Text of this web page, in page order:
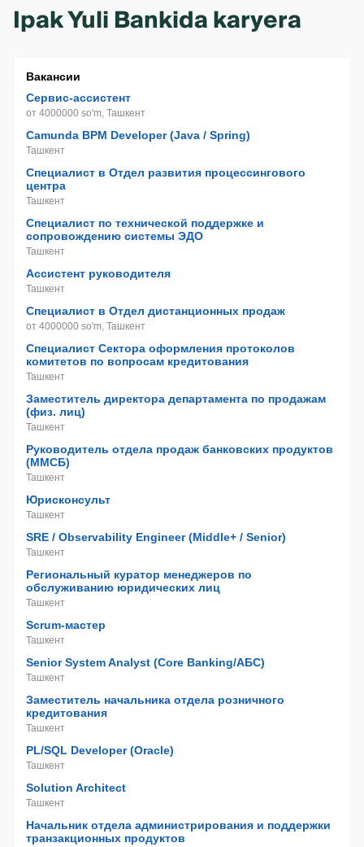
Ipak Yuli Bankida karyera
Вакансии
Сервис-ассистент
от 4000000 so'm, Ташкент
Camunda BPM Developer (Java / Spring)
Ташкент
Специалист в Отдел развития процессингового
центра
Ташкент
Специалист по технической поддержке и
сопровождению системы ЭДО
Ташкент
Ассистент руководителя
Ташкент
Специалист в Отдел дистанционных продаж
от 4000000 so'm, Ташкент
Специалист Сектора оформления протоколов
комитетов по вопросам кредитования
Ташкент
Заместитель директора департамента по продажам
(физ. лиц)
Ташкент
Руководитель отдела продаж банковских продуктов
(ММСБ)
Ташкент
Юрисконсульт
Ташкент
SRE / Observability Engineer (Middle+ / Senior)
Ташкент
Региональный куратор менеджеров по
обслуживанию юридических лиц
Ташкент
Scrum-мастер
Ташкент
Senior System Analyst (Core Banking/АБС)
Ташкент
Заместитель начальника отдела розничного
кредитования
Ташкент
PL/SQL Developer (Oracle)
Ташкент
Solution Architect
Ташкент
Начальник отдела администрирования и поддержки
транзакционных продуктов